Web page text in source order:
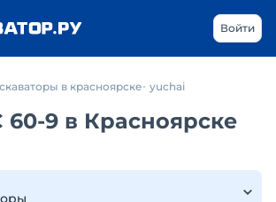
Войти
в красноярске yuchai
60-9 в Красноярске